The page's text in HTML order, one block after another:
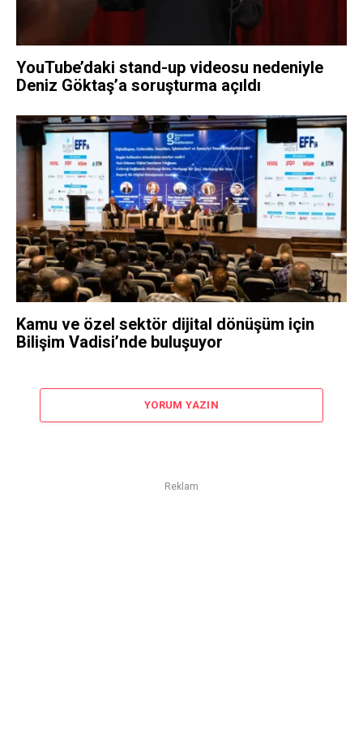
YouTube’daki stand-up videosu nedeniyle
Deniz Göktaş’a soruşturma açıldı
Kamu ve özel sektör dijital dönüşüm için
Bilişim Vadisi’nde buluşuyor
YORUM YAZIN
Reklam